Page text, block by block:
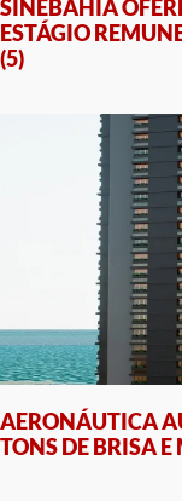
SINEBAHIA
ESTÁGIO
(5)
AERONÁUTICA
TONS DE BRISA